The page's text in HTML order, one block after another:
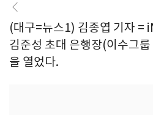
(대구=뉴스1) 김종엽 기자 =
김준성 초대 은행장(이수그
을 열었다.